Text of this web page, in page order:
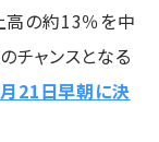
高の約13％を中
チャンスとなる
21日早朝に決